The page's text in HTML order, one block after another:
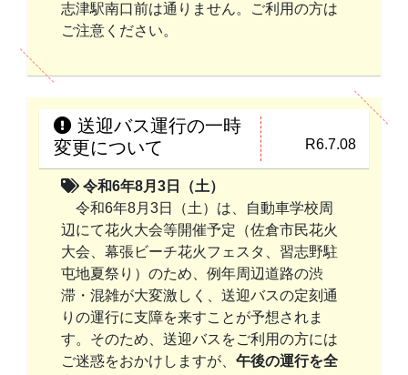
志津駅南口前は通りません。ご利用の方は
ご注意ください。
送迎バス運行の一時
変更について
R6.7.08
令和6年8月3日（土）
令和6年8月3日（土）は、自動車学校周
辺にて花火大会等開催予定（佐倉市民花火
大会、幕張ビーチ花火フェスタ、習志野駐
屯地夏祭り）のため、例年周辺道路の渋
滞・混雑が大変激しく、送迎バスの定刻通
りの運行に支障を来すことが予想されま
す。そのため、送迎バスをご利用の方には
ご迷惑をおかけしますが、 午後の運行を全